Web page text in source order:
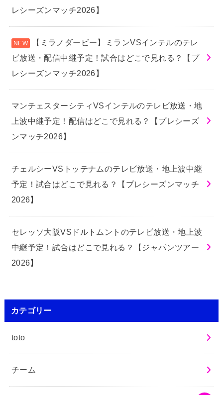
レシーズンマッチ2026】
【ミラノダービー】ミランVSインテルのテレ
ビ放送・配信中継予定！試合はどこで見れる？【プ
レシーズンマッチ2026】
マンチェスターシティVSインテルのテレビ放送・地
上波中継予定！配信はどこで見れる？【プレシーズ
ンマッチ2026】
チェルシーVSトッテナムのテレビ放送・地上波中継
予定！試合はどこで見れる？【プレシーズンマッチ
2026】
セレッソ大阪VSドルトムントのテレビ放送・地上波
中継予定！試合はどこで見れる？【ジャパンツアー
2026】
カテゴリー
toto
チーム